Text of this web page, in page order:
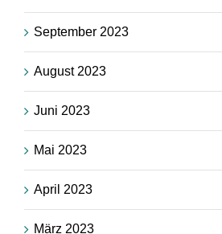
September 2023
August 2023
Juni 2023
Mai 2023
April 2023
März 2023